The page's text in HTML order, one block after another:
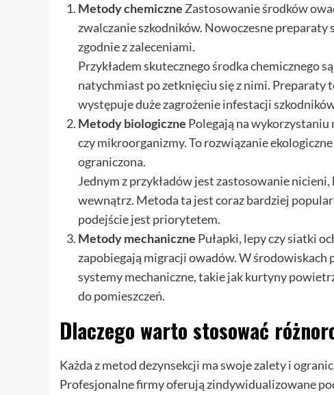
Metody chemiczne Zastosowanie środków
zwalczanie szkodników. Nowoczesne
zgodnie z zaleceniami.
Przykładem skutecznego środka chemicznego
natychmiast po zetknięciu się z nimi. Preparaty
występuje duże zagrożenie infestacji
Metody biologiczne Polegają na
czy mikroorganizmy. To rozwiązanie
ograniczona.
Jednym z przykładów jest zastosowanie
wewnątrz. Metoda ta jest coraz bardziej
podejście jest priorytetem.
Metody mechaniczne Pułapki, lepy czy siatki
zapobiegają migracji owadów. W środowiskach
systemy mechaniczne, takie jak kurtyny
do pomieszczeń.
Dlaczego warto stosować
Każda z metod dezynsekcji ma swoje zalety i
Profesjonalne firmy oferują zindywidualizowane